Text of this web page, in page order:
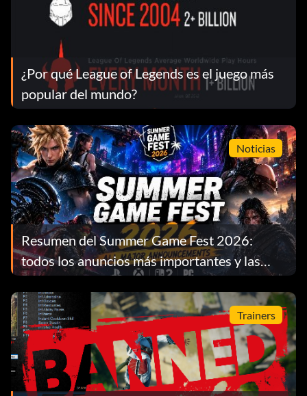
¿Por qué League of Legends es el juego más
popular del mundo?
Noticias
Resumen del Summer Game Fest 2026:
todos los anuncios más importantes y las
fechas de lanzamiento
Trainers